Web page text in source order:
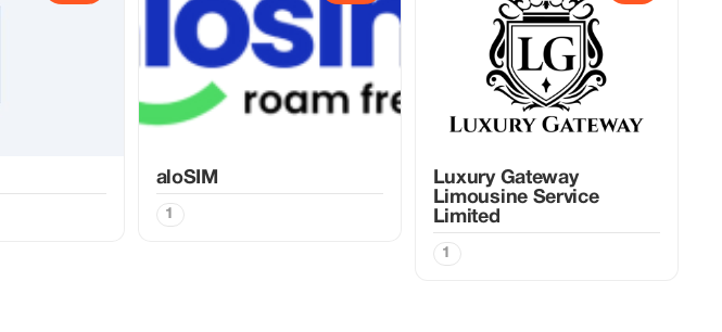
aloSIM
1
Luxury Gateway
Limousine Service
Limited
1